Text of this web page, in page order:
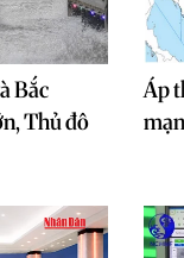
Bắc
Thủ đô
Áp